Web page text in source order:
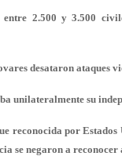
2.500 y 3.500
desataron ataques
unilateralmente su
reconocida por
se negaron a